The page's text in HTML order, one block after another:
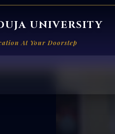
UNIVERSITY
At Your Doorstep